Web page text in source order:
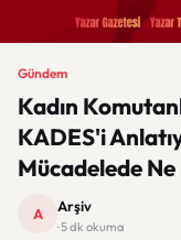
Gündem
Kadın
KADES'i
Mücadelede
A Arşiv
· 5 dk okuma